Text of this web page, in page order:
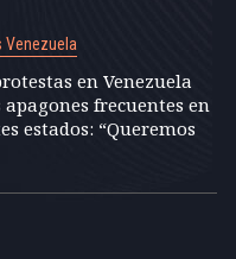
Venezuela
en Venezuela
frecuentes en
estados: “Queremos